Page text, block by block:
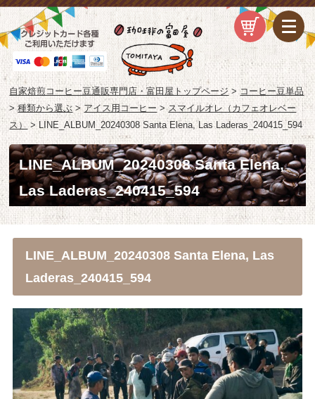
自家焙煎コーヒー豆通販専門店・富田屋トップページ>コーヒー豆単品
>種類から選ぶ > アイス用コーヒー >スマイルオレ（カフェオレベー
ス） > LINE_ALBUM_20240308 Santa Elena, Las Laderas_240415_594
LINE_ALBUM_20240308 Santa Elena,
Las Laderas_240415_594
LINE_ALBUM_20240308 Santa Elena, Las
Laderas_240415_594